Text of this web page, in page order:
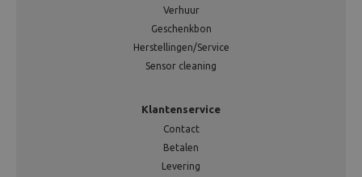
Verhuur
Geschenkbon
Herstellingen/Service
Sensor cleaning
Klantenservice
Contact
Betalen
Levering